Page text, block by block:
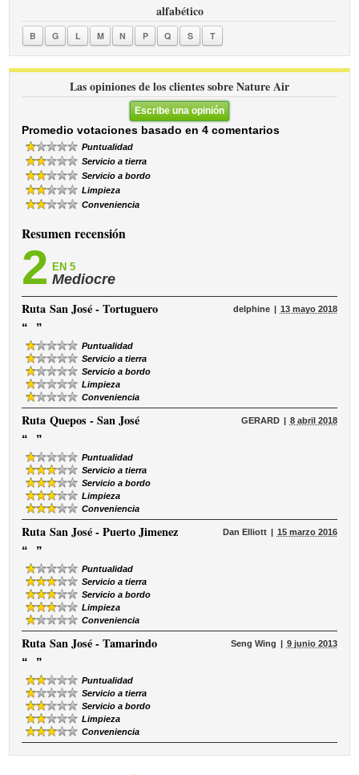
alfabético
B G L M N P Q S T
Las opiniones de los clientes sobre Nature Air
Escribe una opinión
Promedio votaciones basado en 4 comentarios
Puntualidad
Servicio a tierra
Servicio a bordo
Limpieza
Conveniencia
Resumen recensión
2 EN 5
Mediocre
RutaSan José - Tortuguero delphine 13 mayo 2018
“ ”
Puntualidad
Servicio a tierra
Servicio a bordo
Limpieza
Conveniencia
RutaQuepos - San José GERARD 8 abril 2018
“ ”
Puntualidad
Servicio a tierra
Servicio a bordo
Limpieza
Conveniencia
RutaSan José - Puerto Jimenez Dan Elliott 15 marzo 2016
“ ”
Puntualidad
Servicio a tierra
Servicio a bordo
Limpieza
Conveniencia
RutaSan José - Tamarindo Seng Wing 9 junio 2013
“ ”
Puntualidad
Servicio a tierra
Servicio a bordo
Limpieza
Conveniencia